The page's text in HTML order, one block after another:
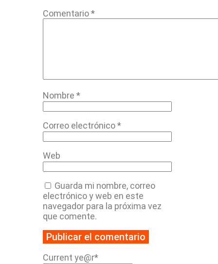
Comentario*
Nombre*
Correo electrónico*
Web
Guarda mi nombre, correo
electrónico y web en este
navegador para la próxima vez
que comente.
Current ye@r*